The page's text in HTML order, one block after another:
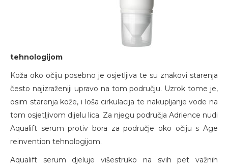
tehnologijom
Koža oko očiju posebno je osjetljiva te su znakovi starenja
često najizraženiji upravo na tom području. Uzrok tome je,
osim starenja kože, i loša cirkulacija te nakupljanje vode na
tom osjetljivom dijelu lica. Za njegu područja Adrience nudi
Aqualift serum protiv bora za područje oko očiju s Age
reinvention tehnologijom.
Aqualift serum djeluje višestruko na svih pet važnih